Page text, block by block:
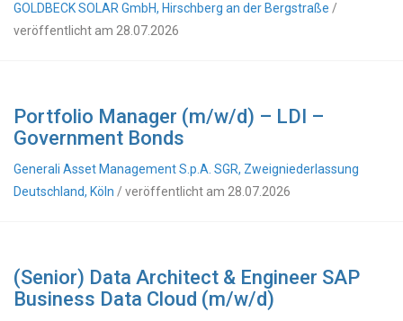
GOLDBECK SOLAR GmbH, Hirschberg an der Bergstraße /
veröffentlicht am 28.07.2026
Portfolio Manager (m/w/d) – LDI –
Government Bonds
Generali Asset Management S.p.A. SGR, Zweigniederlassung
Deutschland, Köln / veröffentlicht am 28.07.2026
(Senior) Data Architect & Engineer SAP
Business Data Cloud (m/w/d)